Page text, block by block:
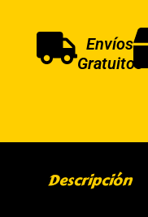
Envíos
Gratuitos
Descripción